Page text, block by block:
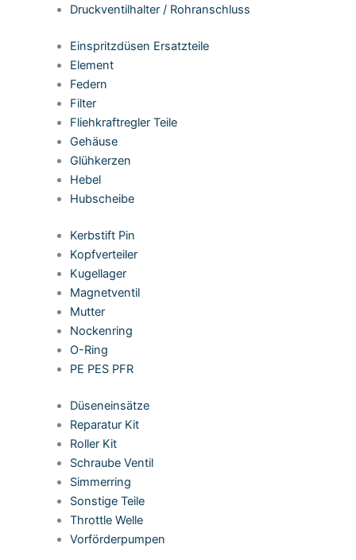
Druckventilhalter / Rohranschluss
Einspritzdüsen Ersatzteile
Element
Federn
Filter
Fliehkraftregler Teile
Gehäuse
Glühkerzen
Hebel
Hubscheibe
Kerbstift Pin
Kopfverteiler
Kugellager
Magnetventil
Mutter
Nockenring
O-Ring
PE PES PFR
Düseneinsätze
Reparatur Kit
Roller Kit
Schraube Ventil
Simmerring
Sonstige Teile
Throttle Welle
Vorförderpumpen